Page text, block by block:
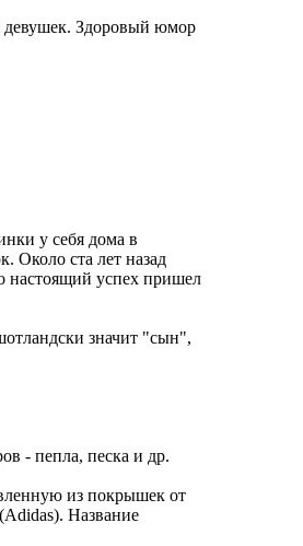
девушек. Здоровый юмор
у себя дома в
Около ста лет назад
настоящий успех пришел
значит "сын",
- пепла, песка и др.
из покрышек от
Название